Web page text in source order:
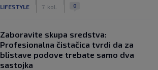
LIFESTYLE 7. kol. 0
Zaboravite skupa sredstva:
Profesionalna čistačica tvrdi da za
blistave podove trebate samo dva
sastojka